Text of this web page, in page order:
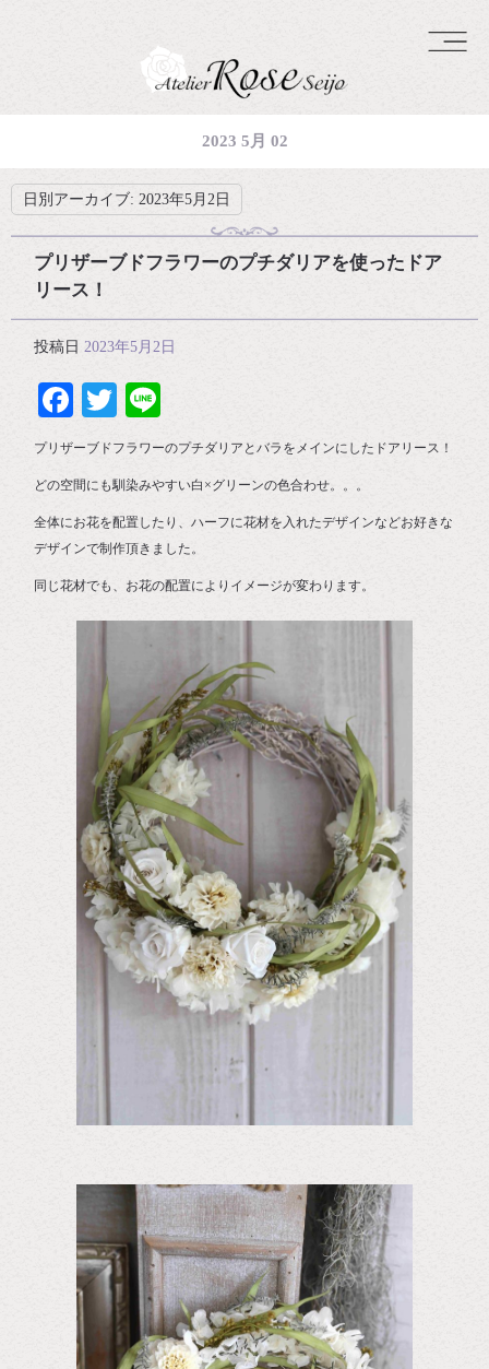
2023 5月 02
日別アーカイブ: 2023年5月2日
プリザーブドフラワーのプチダリアを使ったドア
リース！
投稿日 2023年5月2日
Facebook
Twitter
プリザーブドフラワーのプチダリアとバラをメインにしたドアリース！
どの空間にも馴染みやすい白×グリーンの色合わせ。。。
全体にお花を配置したり、ハーフに花材を入れたデザインなどお好きな
デザインで制作頂きました。
同じ花材でも、お花の配置によりイメージが変わります。